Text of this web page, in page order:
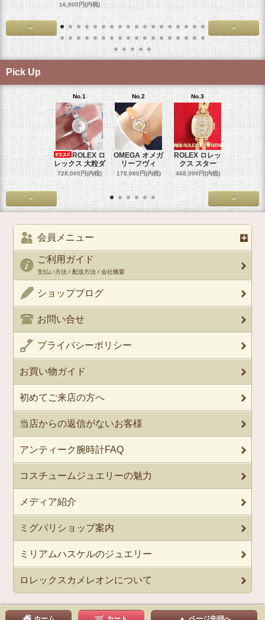
16,800円(内税)
< >
Pick Up
No.1
ROLEX ロ
レックス 大粒ダ
728,000円(内税)
No.2
OMEGA オメガ
リーフヴィ
178,000円(内税)
No.3
ROLEX ロレッ
クス スター
468,000円(内税)
No.4
ROLEX
クス
458,000円
< >
会員メニュー
ご利用ガイド
支払い方法 / 配送方法 / 会社概要
ショップブログ
お問い合せ
プライバシーポリシー
お買い物ガイド
初めてご来店の方へ
当店からの返信がないお客様
アンティーク腕時計FAQ
コスチュームジュエリーの魅力
メディア紹介
ミグパリショップ案内
ミリアムハスケルのジュエリー
ロレックスカメレオンについて